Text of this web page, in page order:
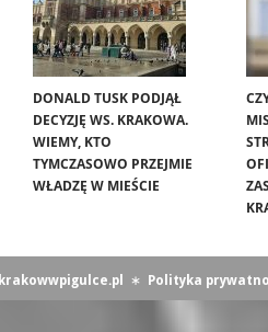
DONALD TUSK PODJĄŁ
DECYZJĘ WS. KRAKOWA.
WIEMY, KTO
TYMCZASOWO PRZEJMIE
WŁADZĘ W MIEŚCIE
krakowwpigulce.pl ∗ Polityka